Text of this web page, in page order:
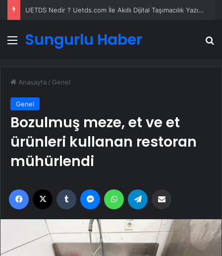
UETDS Nedir ? Uetds.com İle Akıllı Dijital Taşımacılık Yazılımı
Menü
Sungurlu Haber
Anasayfa / Genel
Genel
Bozulmuş meze, et ve et
ürünleri kullanan restoran
mühürlendi
Facebook Tumblr MessengerWhatsApp